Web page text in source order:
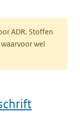
ADR. Stoffen
wel